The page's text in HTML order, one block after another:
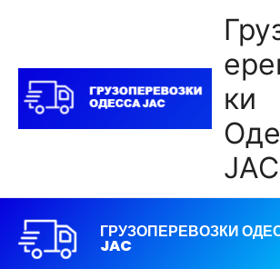
ки
JAC
ГРУЗОПЕРЕВОЗКИ
JAC